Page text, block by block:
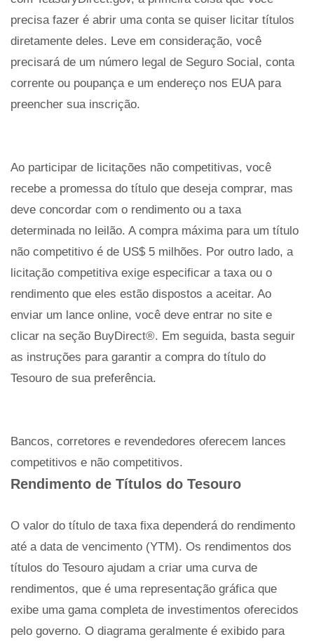
precisa fazer é abrir uma conta se quiser licitar títulos
diretamente deles. Leve em consideração, você
precisará de um número legal de Seguro Social, conta
corrente ou poupança e um endereço nos EUA para
preencher sua inscrição.
Ao participar de licitações não competitivas, você
recebe a promessa do título que deseja comprar, mas
deve concordar com o rendimento ou a taxa
determinada no leilão. A compra máxima para um título
não competitivo é de US$ 5 milhões. Por outro lado, a
licitação competitiva exige especificar a taxa ou o
rendimento que eles estão dispostos a aceitar. Ao
enviar um lance online, você deve entrar no site e
clicar na seção BuyDirect®. Em seguida, basta seguir
as instruções para garantir a compra do título do
Tesouro de sua preferência.
Bancos, corretores e revendedores oferecem lances
competitivos e não competitivos.
Rendimento de Títulos do Tesouro
O valor do título de taxa fixa dependerá do rendimento
até a data de vencimento (YTM). Os rendimentos dos
títulos do Tesouro ajudam a criar uma curva de
rendimentos, que é uma representação gráfica que
exibe uma gama completa de investimentos oferecidos
pelo governo. O diagrama geralmente é exibido para